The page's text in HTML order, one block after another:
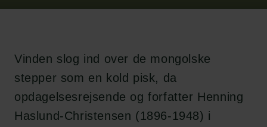
Vinden slog ind over de mongolske
stepper som en kold pisk, da
opdagelsesrejsende og forfatter Henning
Haslund-Christensen (1896-1948) i